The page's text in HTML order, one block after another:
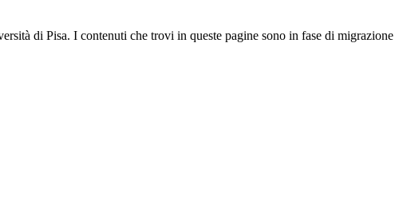
di Pisa. I contenuti che trovi in queste pagine sono in fase di